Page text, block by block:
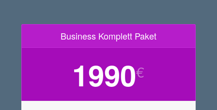
Business Komplett Paket
1990€